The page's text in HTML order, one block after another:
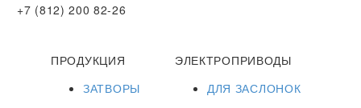
+7 (812) 200 82-26
ПРОДУКЦИЯ
ЗАТВОРЫ
ЭЛЕКТРОПРИВОДЫ
ДЛЯ ЗАСЛОНОК